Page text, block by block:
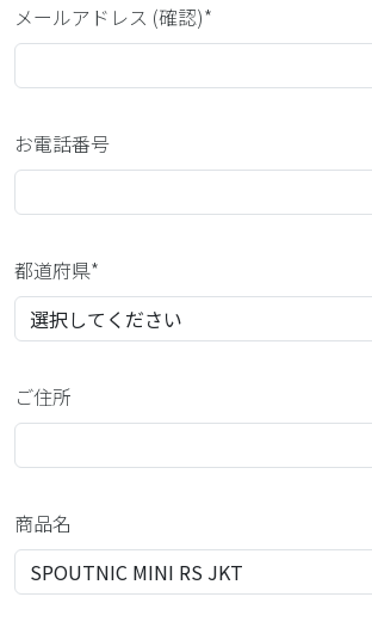
メールアドレス (確認)*
お電話番号
都道府県*
ご住所
商品名